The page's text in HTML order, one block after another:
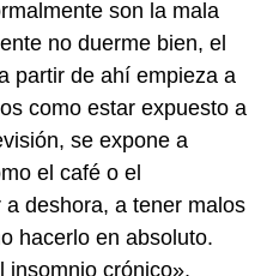
son la mala
no duerme bien, el
partir de ahí empieza a
como estar expuesto a
se expone a
el café o el
deshora, a tener malos
hacerlo en absoluto.
insomnio crónico»,